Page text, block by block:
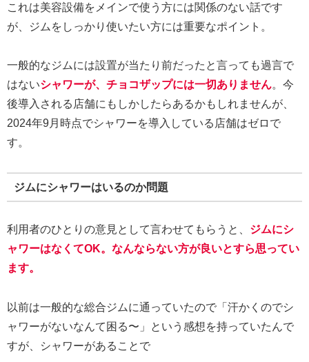
これは美容設備をメインで使う方には関係のない話です
が、ジムをしっかり使いたい方には重要なポイント。
一般的なジムには設置が当たり前だったと言っても過言で
はないシャワーが、チョコザップには一切ありません。今
後導入される店舗にもしかしたらあるかもしれませんが、
2024年9月時点でシャワーを導入している店舗はゼロで
す。
ジムにシャワーはいるのか問題
利用者のひとりの意見として言わせてもらうと、 ジムにシ
ャワーはなくてOK。なんならない方が良いとすら思ってい
ます。
以前は一般的な総合ジムに通っていたので「汗かくのでシ
ャワーがないなんて困る〜」という感想を持っていたんで
すが、シャワーがあることで